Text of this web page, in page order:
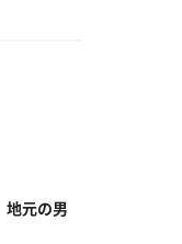
地元の男